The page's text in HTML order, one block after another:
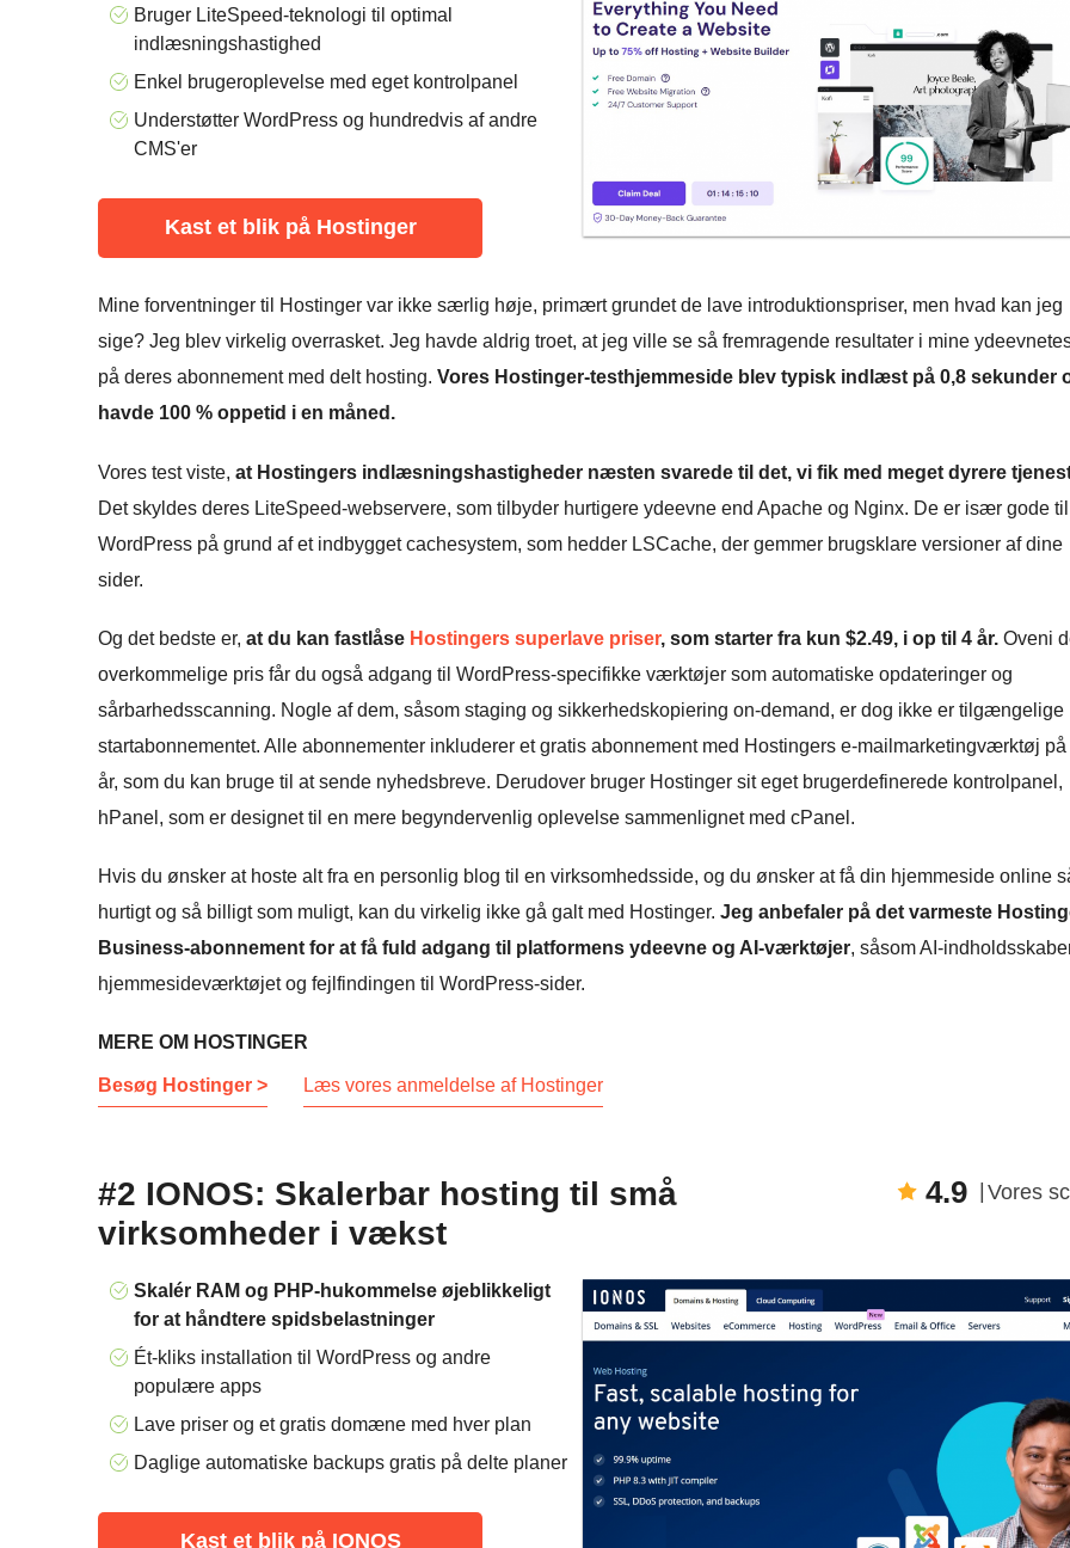
Bruger LiteSpeed-teknologi til optimal
indlæsningshastighed
Enkel brugeroplevelse med eget kontrolpanel
Understøtter WordPress og hundredvis af andre
CMS'er
Kast et blik på Hostinger
Mine forventninger til Hostinger var ikke særlig høje, primært grundet de lave introduktionspriser, men hvad kan jeg
sige? Jeg blev virkelig overrasket. Jeg havde aldrig troet, at jeg ville se så fremragende resultater i mine
på deres abonnement med delt hosting. Vores Hostinger-testhjemmeside blev typisk indlæst på 0,8 sekunder
havde 100 % oppetid i en måned.
Vores test viste, at Hostingers indlæsningshastigheder næsten svarede til det, vi fik med meget dyrere
Det skyldes deres LiteSpeed-webservere, som tilbyder hurtigere ydeevne end Apache og Nginx. De er især gode til
WordPress på grund af et indbygget cachesystem, som hedder LSCache, der gemmer brugsklare versioner af dine
sider.
Og det bedste er, at du kan fastlåse Hostingers superlave priser, som starter fra kun $2.49, i op til 4 år. Oveni
overkommelige pris får du også adgang til WordPress-specifikke værktøjer som automatiske opdateringer og
sårbarhedsscanning. Nogle af dem, såsom staging og sikkerhedskopiering on-demand, er dog ikke er tilgængelige
startabonnementet. Alle abonnementer inkluderer et gratis abonnement med Hostingers e-mailmarketingværktøj på
år, som du kan bruge til at sende nyhedsbreve. Derudover bruger Hostinger sit eget brugerdefinerede kontrolpanel,
hPanel, som er designet til en mere begyndervenlig oplevelse sammenlignet med cPanel.
Hvis du ønsker at hoste alt fra en personlig blog til en virksomhedsside, og du ønsker at få din hjemmeside online
hurtigt og så billigt som muligt, kan du virkelig ikke gå galt med Hostinger. Jeg anbefaler på det varmeste
Business-abonnement for at få fuld adgang til platformens ydeevne og AI-værktøjer, såsom AI-
hjemmesideværktøjet og fejlfindingen til WordPress-sider.
MERE OM HOSTINGER
Besøg Hostinger > Læs vores anmeldelse af Hostinger
#2 IONOS: Skalerbar hosting til små
virksomheder i vækst
4.9 Vores
Skalér RAM og PHP-hukommelse øjeblikkeligt
for at håndtere spidsbelastninger
Ét-kliks installation til WordPress og andre
populære apps
Lave priser og et gratis domæne med hver plan
Daglige automatiske backups gratis på delte planer
Kast et blik på IONOS